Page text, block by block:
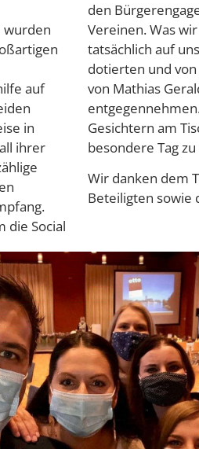
wurden
auf
in
ihrer
die Social
den
Vereinen. Was
tatsächlich auf
dotierten und
von Mathias
Gesichtern am
besondere Tag zu
Wir danken dem
Beteiligten sowie